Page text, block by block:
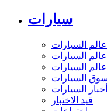
سيارات
عالم السيارات
السيارات
عالم السيارات
سوق السيارات
أخبار السيارات
قيد الاختبار